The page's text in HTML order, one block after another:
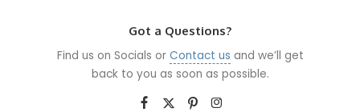
Got a Questions?
Find us on Socials or Contact us and we’ll get
back to you as soon as possible.